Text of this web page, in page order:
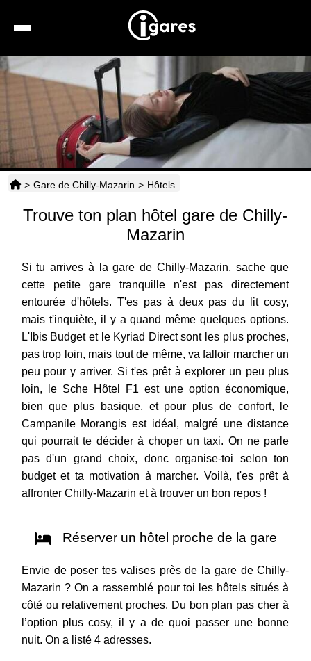
Location de voiture
Hôtels
Taxis
Horaires
> Gare de Chilly-Mazarin > Hôtels
Trouve ton plan hôtel gare de Chilly-
Mazarin
Si tu arrives à la gare de Chilly-Mazarin, sache que
cette petite gare tranquille n'est pas directement
entourée d'hôtels. T'es pas à deux pas du lit cosy,
mais t'inquiète, il y a quand même quelques options.
L'Ibis Budget et le Kyriad Direct sont les plus proches,
pas trop loin, mais tout de même, va falloir marcher un
peu pour y arriver. Si t'es prêt à explorer un peu plus
loin, le Sche Hôtel F1 est une option économique,
bien que plus basique, et pour plus de confort, le
Campanile Morangis est idéal, malgré une distance
qui pourrait te décider à choper un taxi. On ne parle
pas d'un grand choix, donc organise-toi selon ton
budget et ta motivation à marcher. Voilà, t'es prêt à
affronter Chilly-Mazarin et à trouver un bon repos !
Réserver un hôtel proche de la gare
Envie de poser tes valises près de la gare de Chilly-
Mazarin ? On a rassemblé pour toi les hôtels situés à
côté ou relativement proches. Du bon plan pas cher à
l’option plus cosy, il y a de quoi passer une bonne
nuit. On a listé 4 adresses.